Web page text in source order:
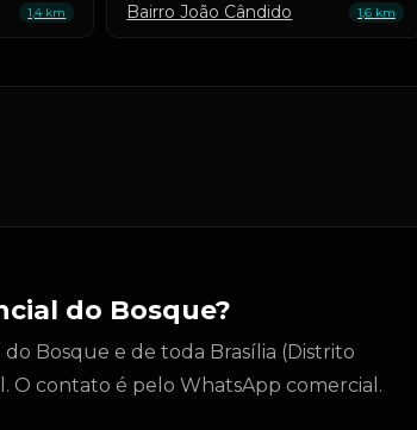
1,4 km Bairro João Cândido 1,6 km
do Bosque?
Bosque e de toda Brasília (Distrito
O contato é pelo WhatsApp comercial.